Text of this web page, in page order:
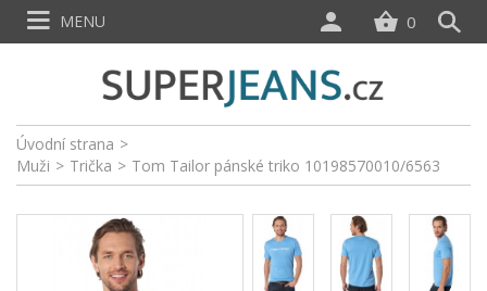
Úvodní strana >
Muži > Trička > Tom Tailor pánské triko 10198570010/6563
0
MENU